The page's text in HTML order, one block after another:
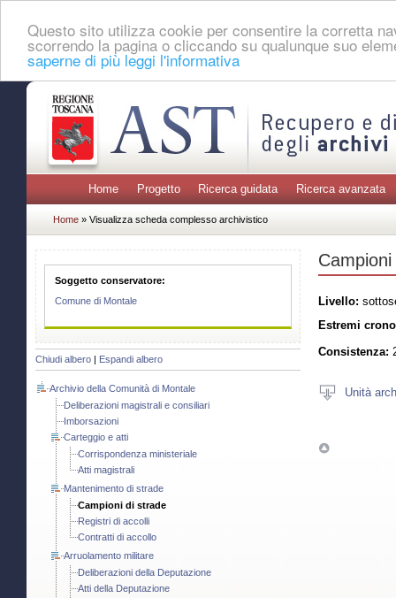
Questo sito utilizza cookie per consentire la corretta
scorrendo la pagina o cliccando su qualunque suo
saperne di più leggi l'informativa
Home Progetto Ricerca guidata Ricerca avanzata
Home » Visualizza scheda complesso archivistico
Soggetto conservatore:
Comune di Montale
Chiudi albero Espandi albero
Archivio della Comunità di Montale
Deliberazioni magistrali e consiliari
Imborsazioni
Carteggio e atti
Corrispondenza ministeriale
Atti magistrali
Mantenimento di strade
Campioni di strade
Registri di accolli
Contratti di accollo
Arruolamento militare
Deliberazioni della Deputazione
Atti della Deputazione
Livello:
Estremi
Consistenza:
Unità